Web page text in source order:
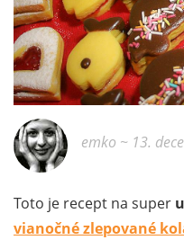
emko ~ 13.
Toto je recept na super
vianočné zlepované